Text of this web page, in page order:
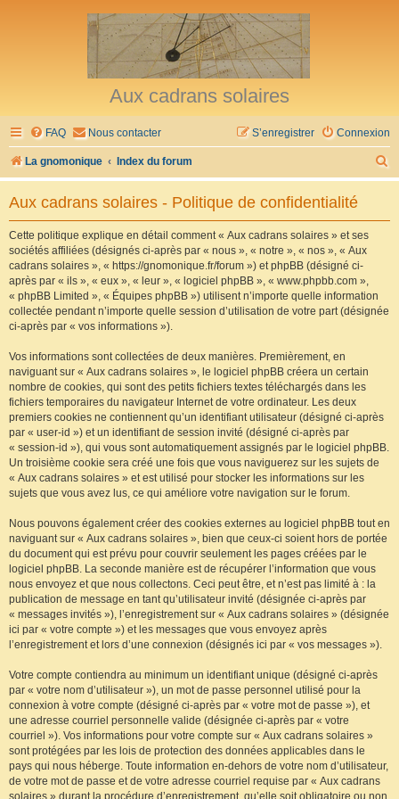
Aux cadrans solaires
FAQ Nous contacter Connexion
S’enregistrer
La gnomonique Index du forum
e
Aux cadrans solaires - Politique de confidentialité
Cette politique explique en détail comment « Aux cadrans solaires » et ses
sociétés affiliées (désignés ci-après par « nous », « notre », « nos », « Aux
cadrans solaires », « https://gnomonique.fr/forum ») et phpBB (désigné ci-
après par « ils », « eux », « leur », « logiciel phpBB », « www.phpbb.com »,
« phpBB Limited », « Équipes phpBB ») utilisent n’importe quelle information
collectée pendant n’importe quelle session d’utilisation de votre part (désignée
ci-après par « vos informations »).
Vos informations sont collectées de deux manières. Premièrement, en
naviguant sur « Aux cadrans solaires », le logiciel phpBB créera un certain
nombre de cookies, qui sont des petits fichiers textes téléchargés dans les
fichiers temporaires du navigateur Internet de votre ordinateur. Les deux
premiers cookies ne contiennent qu’un identifiant utilisateur (désigné ci-après
par « user-id ») et un identifiant de session invité (désigné ci-après par
« session-id »), qui vous sont automatiquement assignés par le logiciel phpBB.
Un troisième cookie sera créé une fois que vous naviguerez sur les sujets de
« Aux cadrans solaires » et est utilisé pour stocker les informations sur les
sujets que vous avez lus, ce qui améliore votre navigation sur le forum.
Nous pouvons également créer des cookies externes au logiciel phpBB tout en
naviguant sur « Aux cadrans solaires », bien que ceux-ci soient hors de portée
du document qui est prévu pour couvrir seulement les pages créées par le
logiciel phpBB. La seconde manière est de récupérer l’information que vous
nous envoyez et que nous collectons. Ceci peut être, et n’est pas limité à : la
publication de message en tant qu’utilisateur invité (désignée ci-après par
« messages invités »), l’enregistrement sur « Aux cadrans solaires » (désignée
ici par « votre compte ») et les messages que vous envoyez après
l’enregistrement et lors d’une connexion (désignés ici par « vos messages »).
Votre compte contiendra au minimum un identifiant unique (désigné ci-après
par « votre nom d’utilisateur »), un mot de passe personnel utilisé pour la
connexion à votre compte (désigné ci-après par « votre mot de passe »), et
une adresse courriel personnelle valide (désignée ci-après par « votre
courriel »). Vos informations pour votre compte sur « Aux cadrans solaires »
sont protégées par les lois de protection des données applicables dans le
pays qui nous héberge. Toute information en-dehors de votre nom d’utilisateur,
de votre mot de passe et de votre adresse courriel requise par « Aux cadrans